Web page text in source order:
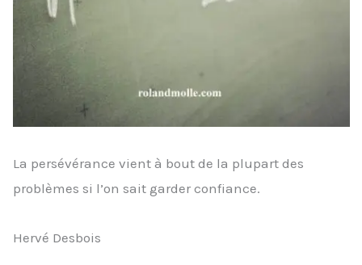
La persévérance vient à bout de la plupart des
problèmes si l’on sait garder confiance.
Hervé Desbois